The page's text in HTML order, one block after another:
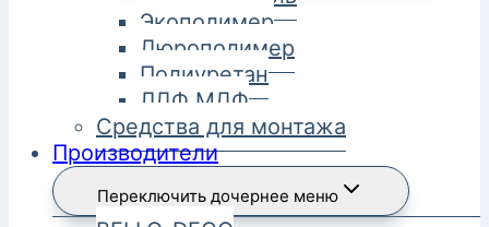
Экополимер
Дюрополимер
Полиуретан
ЛДФ МДФ
Средства для монтажа
Производители
Переключить дочернее меню